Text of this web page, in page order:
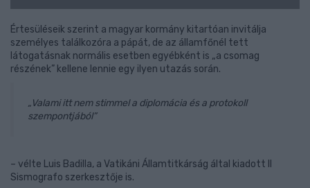
Értesüléseik szerint a magyar kormány kitartóan invitálja
személyes találkozóra a pápát, de az államfőnél tett
látogatásnak normális esetben egyébként is „a csomag
részének” kellene lennie egy ilyen utazás során.
„Valami itt nem stimmel a diplomácia és a protokoll
szempontjából”
– vélte Luis Badilla, a Vatikáni Államtitkárság által kiadott Il
Sismografo szerkesztője is.